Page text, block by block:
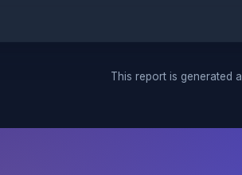
This report is generated